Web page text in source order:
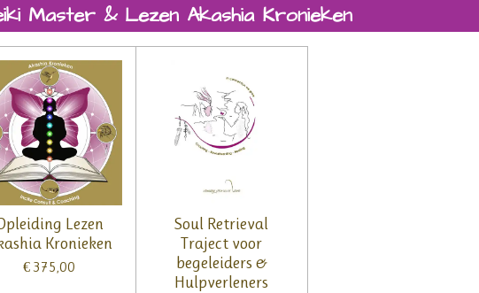
Master & Lezen Akashia Kronieken
Lezen
Kronieken
€ 375,00
Soul Retrieval
Traject voor
begeleiders &
Hulpverleners